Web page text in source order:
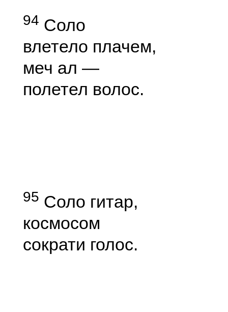
94 Соло
влетело плачем,
меч ал —
полетел волос.
95 Соло гитар,
космосом
сократи голос.